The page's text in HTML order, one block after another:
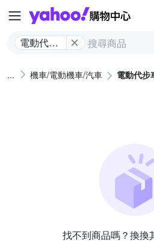
電動代步
椅 機車/電動機車/汽車 電動代步
找不到商品嗎？換換